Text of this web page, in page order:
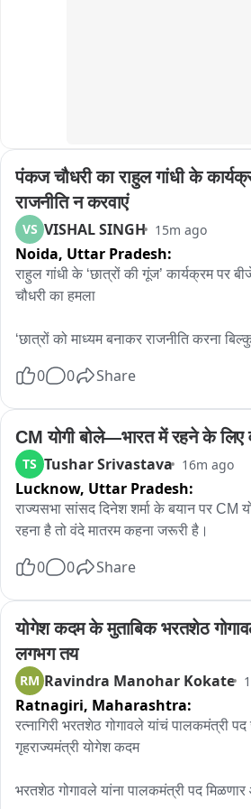
पंकज चौधरी का राहुल गांधी के
राजनीति न करवाएं
VS VISHAL SINGH 15m ago
Noida, Uttar Pradesh:
राहुल गांधी के ‘छात्रों की गूंज’ कार्यक्रम पर
चौधरी का हमला
‘छात्रों को माध्यम बनाकर राजनीति करना
युवा हमारे देश का भविष्य हैं, उन्हें राजनीति का
झारखंड में छात्र अपनी मांगों को लेकर
जहां आपकी सरकार है, वहां नहीं जा रहे,
राहुल गांधी के प्रयागराज कार्यक्रम पर यूपी
‘छात्रों की मांगों पर झारखंड में जाकर बात
0 0 Share
CM योगी बोले—भारत में रहने के लिए
TS Tushar Srivastava 16m ago
Lucknow, Uttar Pradesh:
राज्यसभा सांसद दिनेश शर्मा के बयान पर CM
रहना है तो वंदे मातरम कहना जरूरी है।
0 0 Share
योगेश कदम के मुताबिक भरतशेठ
लगभग तय
RM Ravindra Manohar Kokate
Ratnagiri, Maharashtra:
रत्नागिरी भरतशेठ गोगावले यांचं पालकमंत्री
गृहराज्यमंत्री योगेश कदम
भरतशेठ गोगावले यांना पालकमंत्री पद